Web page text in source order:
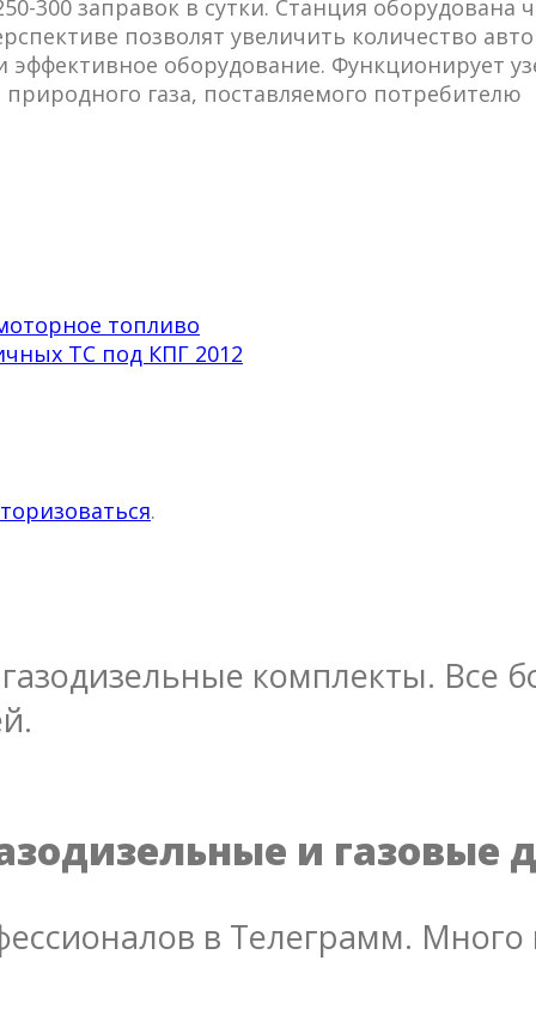
300 заправок в сутки. Станция
позволят увеличить количество
оборудование. Функционирует
газа, поставляемого потребителю
топливо
ТС под КПГ 2012
.
комплекты. Все
и газовые
в Телеграмм. Много